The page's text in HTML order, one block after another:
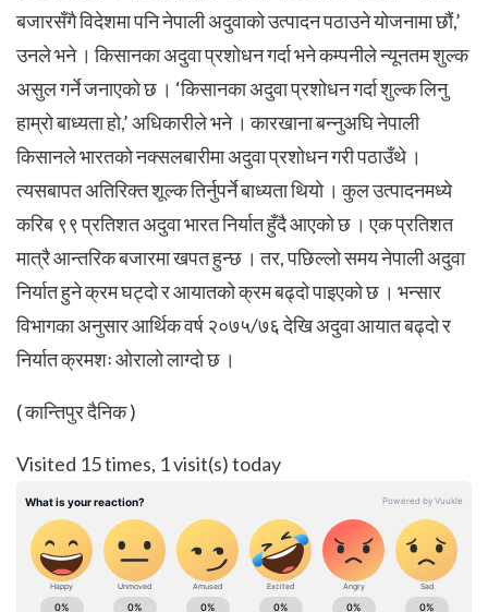
बजारसँगै विदेशमा पनि नेपाली अदुवाको उत्पादन पठाउने योजनामा छौं,’
उनले भने । किसानका अदुवा प्रशोधन गर्दा भने कम्पनीले न्यूनतम शुल्क
असुल गर्ने जनाएको छ । ‘किसानका अदुवा प्रशोधन गर्दा शुल्क लिनु
हाम्रो बाध्यता हो,’ अधिकारीले भने । कारखाना बन्नुअघि नेपाली
किसानले भारतको नक्सलबारीमा अदुवा प्रशोधन गरी पठाउँथे ।
त्यसबापत अतिरिक्त शूल्क तिर्नुपर्ने बाध्यता थियो । कुल उत्पादनमध्ये
करिब ९९ प्रतिशत अदुवा भारत निर्यात हुँदै आएको छ । एक प्रतिशत
मात्रै आन्तरिक बजारमा खपत हुन्छ । तर, पछिल्लो समय नेपाली अदुवा
निर्यात हुने क्रम घट्दो र आयातको क्रम बढ्दो पाइएको छ । भन्सार
विभागका अनुसार आर्थिक वर्ष २०७५/७६ देखि अदुवा आयात बढ्दो र
निर्यात क्रमशः ओरालो लाग्दो छ ।
( कान्तिपुर दैनिक )
Visited 15 times, 1 visit(s) today